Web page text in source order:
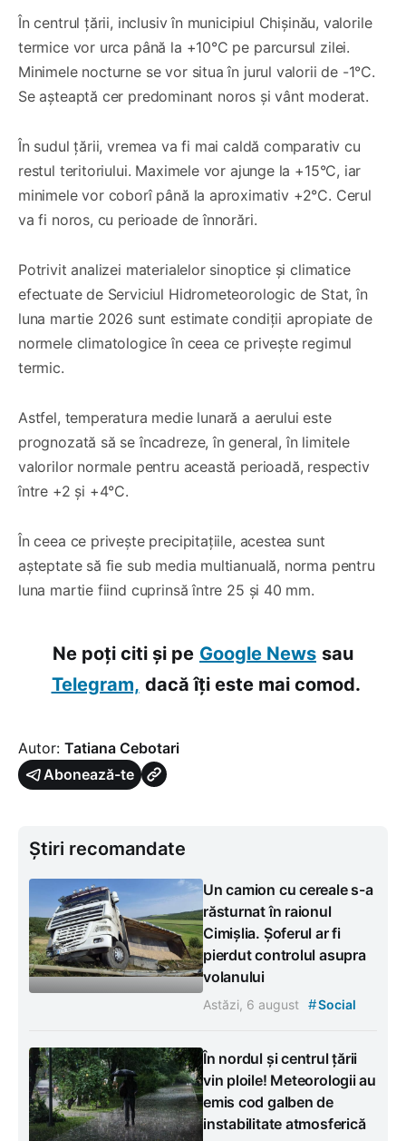
În centrul țării, inclusiv în municipiul Chișinău, valorile
termice vor urca până la +10°C pe parcursul zilei.
Minimele nocturne se vor situa în jurul valorii de -1°C.
Se așteaptă cer predominant noros și vânt moderat.
În sudul țării, vremea va fi mai caldă comparativ cu
restul teritoriului. Maximele vor ajunge la +15°C, iar
minimele vor coborî până la aproximativ +2°C. Cerul
va fi noros, cu perioade de înnorări.
Potrivit analizei materialelor sinoptice și climatice
efectuate de Serviciul Hidrometeorologic de Stat, în
luna martie 2026 sunt estimate condiții apropiate de
normele climatologice în ceea ce privește regimul
termic.
Astfel, temperatura medie lunară a aerului este
prognozată să se încadreze, în general, în limitele
valorilor normale pentru această perioadă, respectiv
între +2 și +4°C.
În ceea ce privește precipitațiile, acestea sunt
așteptate să fie sub media multianuală, norma pentru
luna martie fiind cuprinsă între 25 și 40 mm.
Ne poți citi și pe Google News sau
Telegram, dacă îți este mai comod.
Autor: Tatiana Cebotari
Abonează-te
Știri recomandate
Un camion cu cereale s-a
răsturnat în raionul
Cimișlia. Șoferul ar fi
pierdut controlul asupra
volanului
Astăzi, 6 august #Social
În nordul și centrul țării
vin ploile! Meteorologii au
emis cod galben de
instabilitate atmosferică